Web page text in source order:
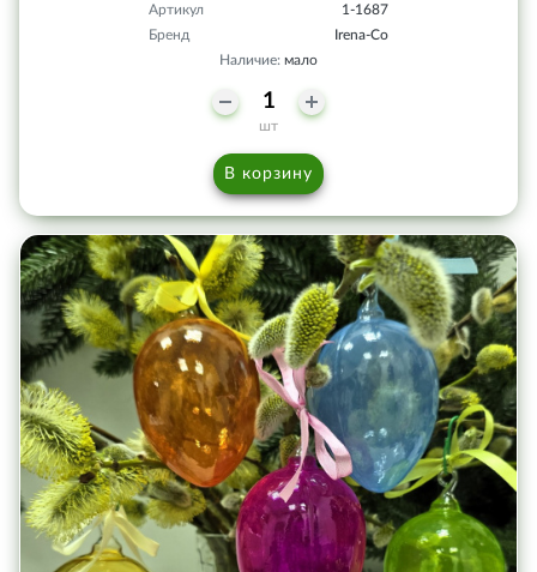
Артикул
1-1687
Бренд
Irena-Co
Наличие: мало
шт
В корзину